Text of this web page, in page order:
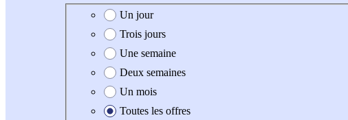
Date de création de l'offre
Un jour
Trois jours
Une semaine
Deux semaines
Un mois
Toutes les offres